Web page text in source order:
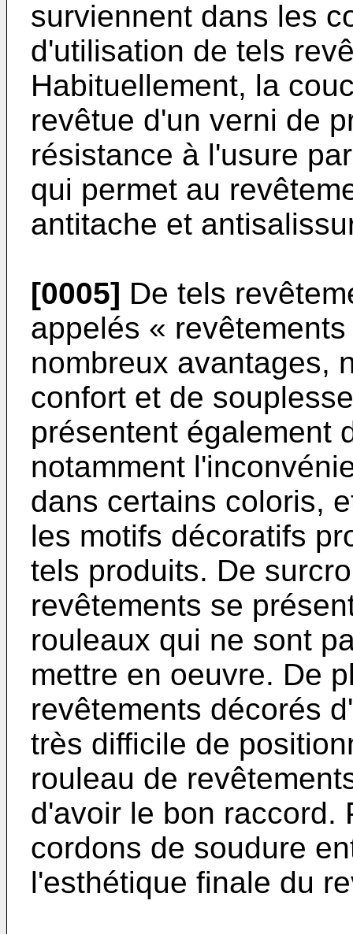
surviennent dans les
d'utilisation de tels
Habituellement, la
revêtue d'un verni de
résistance à l'usure
qui permet au
antitache et
[0005] De tels
appelés «
nombreux avantages,
confort et de
présentent également
notamment
dans certains coloris,
les motifs décoratifs
tels produits. De
revêtements se
rouleaux qui ne sont
mettre en oeuvre. De
revêtements décorés
très difficile de
rouleau de
d'avoir le bon raccord.
cordons de soudure
l'esthétique finale du